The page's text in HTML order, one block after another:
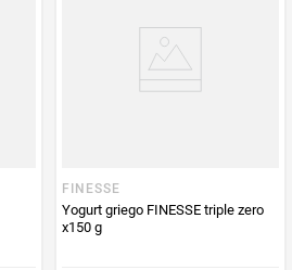
FINESSE
Yogurt griego FINESSE triple zero
x150 g